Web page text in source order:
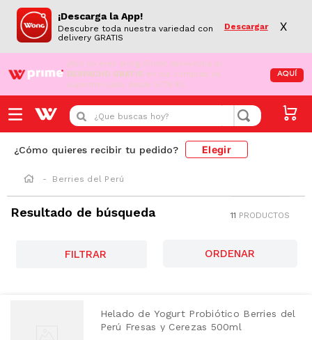
¡Descarga la App!
Descubre toda nuestra variedad con
delivery GRATIS
Descargar X
¡Aún no eres Wong Prime! Aprovecha el
DESPACHO GRATIS en tus compras de
supermercado desde S/79.90
AQUÍ
¿Que buscas hoy?
¿Cómo quieres recibir tu pedido? Elegir
Berries del Perú
Resultado de búsqueda 11 PRODUCTOS
FILTRAR
Helado de Yogurt Probiótico Berries del
Perú Fresas y Cerezas 500ml